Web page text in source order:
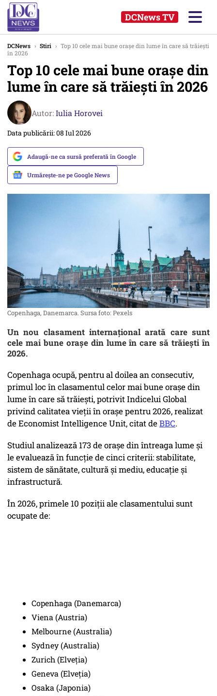
DCNews TV
DCNews › Stiri › Top 10 cele mai bune orașe din lume în care să trăiești
în 2026
Top 10 cele mai bune orașe din
lume în care să trăiești în 2026
Autor:Iulia Horovei
Data publicării: 08 Iul 2026
Adaugă-ne ca sursă preferată în Google
Urmărește-ne pe Google News
Copenhaga, Danemarca. Sursa foto: Pexels
Un nou clasament internațional arată care sunt
cele mai bune orașe din lume în care să trăiești în
2026.
Copenhaga ocupă, pentru al doilea an consecutiv,
primul loc în clasamentul celor mai bune orașe din
lume în care să trăiești, potrivit Indicelui Global
privind calitatea vieții în orașe pentru 2026, realizat
de Economist Intelligence Unit, citat deBBC.
Studiul analizează 173 de orașe din întreaga lume și
le evaluează în funcție de cinci criterii: stabilitate,
sistem de sănătate, cultură și mediu, educație și
infrastructură.
În 2026, primele 10 poziții ale clasamentului sunt
ocupate de:
Copenhaga (Danemarca)
Viena (Austria)
Melbourne (Australia)
Sydney (Australia)
Zurich (Elveția)
Geneva (Elveția)
Osaka (Japonia)